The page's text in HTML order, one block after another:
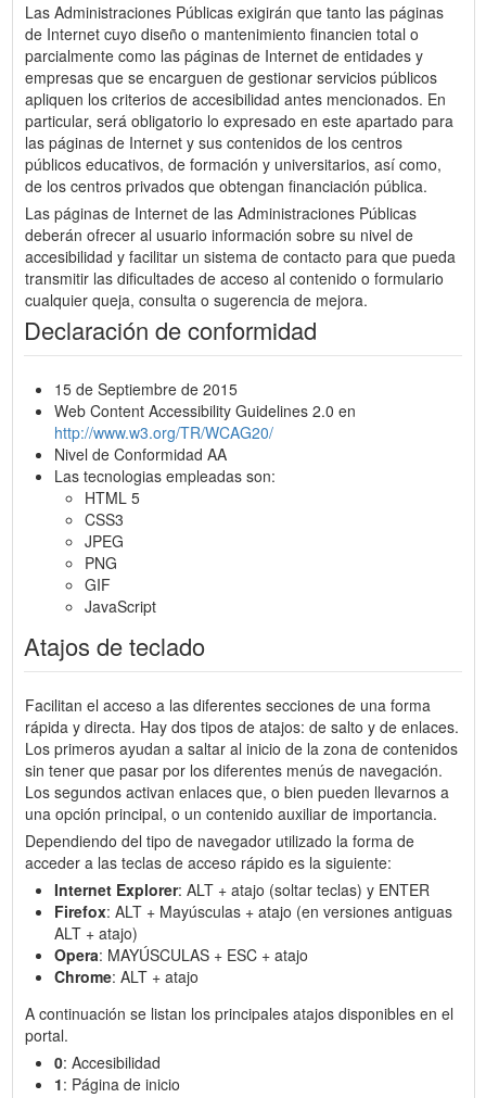
Las Administraciones Públicas exigirán que tanto las páginas
de Internet cuyo diseño o mantenimiento financien total o
parcialmente como las páginas de Internet de entidades y
empresas que se encarguen de gestionar servicios públicos
apliquen los criterios de accesibilidad antes mencionados. En
particular, será obligatorio lo expresado en este apartado para
las páginas de Internet y sus contenidos de los centros
públicos educativos, de formación y universitarios, así como,
de los centros privados que obtengan financiación pública.
Las páginas de Internet de las Administraciones Públicas
deberán ofrecer al usuario información sobre su nivel de
accesibilidad y facilitar un sistema de contacto para que pueda
transmitir las dificultades de acceso al contenido o formulario
cualquier queja, consulta o sugerencia de mejora.
Declaración de conformidad
15 de Septiembre de 2015
Web Content Accessibility Guidelines 2.0 en
http://www.w3.org/TR/WCAG20/
Nivel de Conformidad AA
Las tecnologias empleadas son:
HTML 5
CSS3
JPEG
PNG
GIF
JavaScript
Atajos de teclado
Facilitan el acceso a las diferentes secciones de una forma
rápida y directa. Hay dos tipos de atajos: de salto y de enlaces.
Los primeros ayudan a saltar al inicio de la zona de contenidos
sin tener que pasar por los diferentes menús de navegación.
Los segundos activan enlaces que, o bien pueden llevarnos a
una opción principal, o un contenido auxiliar de importancia.
Dependiendo del tipo de navegador utilizado la forma de
acceder a las teclas de acceso rápido es la siguiente:
Internet Explorer: ALT + atajo (soltar teclas) y ENTER
Firefox: ALT + Mayúsculas + atajo (en versiones antiguas
ALT + atajo)
Opera: MAYÚSCULAS + ESC + atajo
Chrome: ALT + atajo
A continuación se listan los principales atajos disponibles en el
portal.
0: Accesibilidad
1: Página de inicio